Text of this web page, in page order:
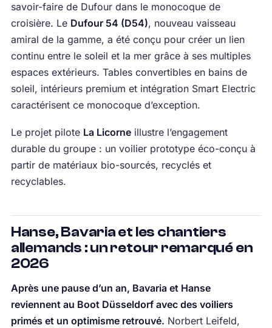
savoir-faire de Dufour dans le monocoque de
croisière. Le Dufour 54 (D54), nouveau vaisseau
amiral de la gamme, a été conçu pour créer un lien
continu entre le soleil et la mer grâce à ses multiples
espaces extérieurs. Tables convertibles en bains de
soleil, intérieurs premium et intégration Smart Electric
caractérisent ce monocoque d’exception.
Le projet pilote La Licorneillustre l’engagement
durable du groupe : un voilier prototype éco-conçu à
partir de matériaux bio-sourcés, recyclés et
recyclables.
Hanse, Bavaria et les chantiers
allemands : un retour remarqué en
2026
Après une pause d’un an, Bavaria et Hanse
reviennent au Boot Düsseldorf avec des voiliers
primés et un optimisme retrouvé. Norbert Leifeld,